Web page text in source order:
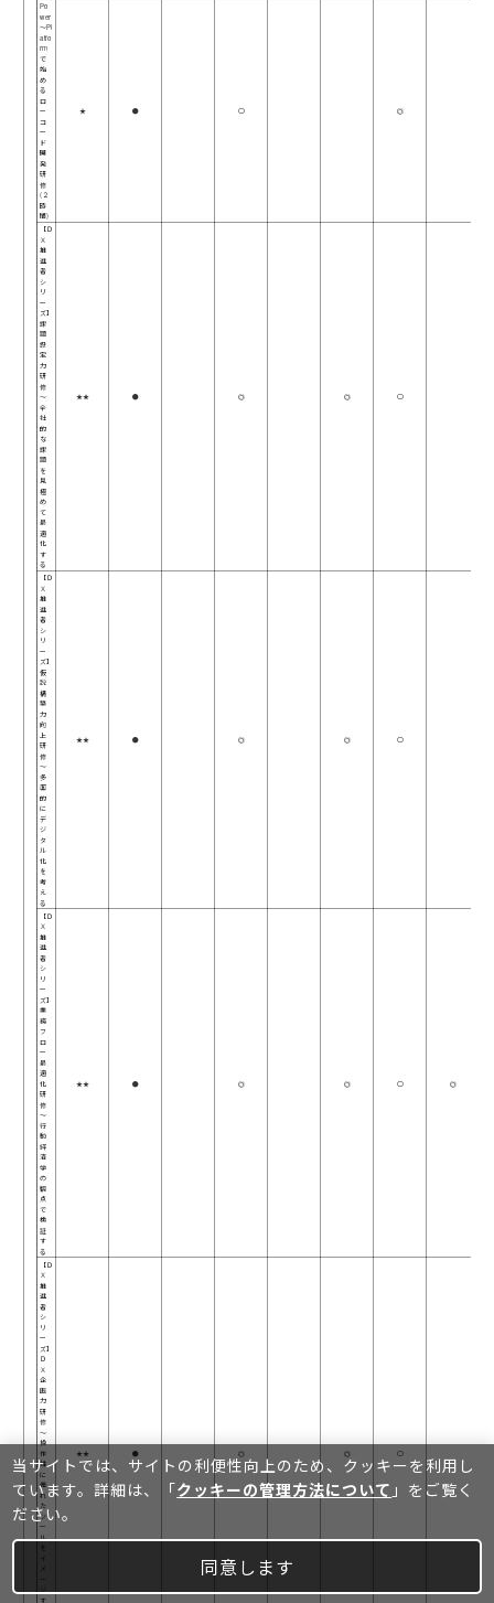
Po
wer
～Pl
atfo
rm
で
始
め
る
ロ
ー
コ
ー
ド
開
発
研
修
(２
時
間)
★ ● ○ ◎
【Ｄ
Ｘ
推
進
者
シ
リ
ー
ズ】
課
題
設
定
力
研
修
～
全
社
的
な
課
題
を
見
極
め
て
最
適
化
す
る
★★ ● ◎ ◎ ○
【Ｄ
Ｘ
推
進
者
シ
リ
ー
ズ】
仮
説
構
築
力
向
上
研
修
～
多
面
的
に
デ
ジ
タ
ル
化
を
考
え
る
★★ ● ◎ ◎ ○
【Ｄ
Ｘ
推
進
者
シ
リ
ー
ズ】
業
務
フ
ロ
ー
最
適
化
研
修
～
行
動
経
済
学
の
観
点
で
検
証
す
る
★★ ● ◎ ◎ ○ ◎
【Ｄ
Ｘ
推
進
者
シ
リ
ー
ズ】
Ｄ
Ｘ
企
画
力
研
修
～
操
作
性
に
優
れ
た
ツ
ー
ル
を
イ
メ
す
★★ ● ◎ ◎ ○
当サイトでは、サイトの利便性向上のため、クッキーを利⽤し
ています。詳細は、「クッキーの管理方法について 」をご覧く
ださい。
同意します